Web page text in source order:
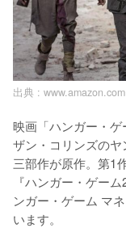
出典 : www.amazon.com
映画「ハンガー・
ザン・コリンズのヤ
三部作が原作。第1
『ハンガー・ゲー
ンガー・ゲーム マ
います。